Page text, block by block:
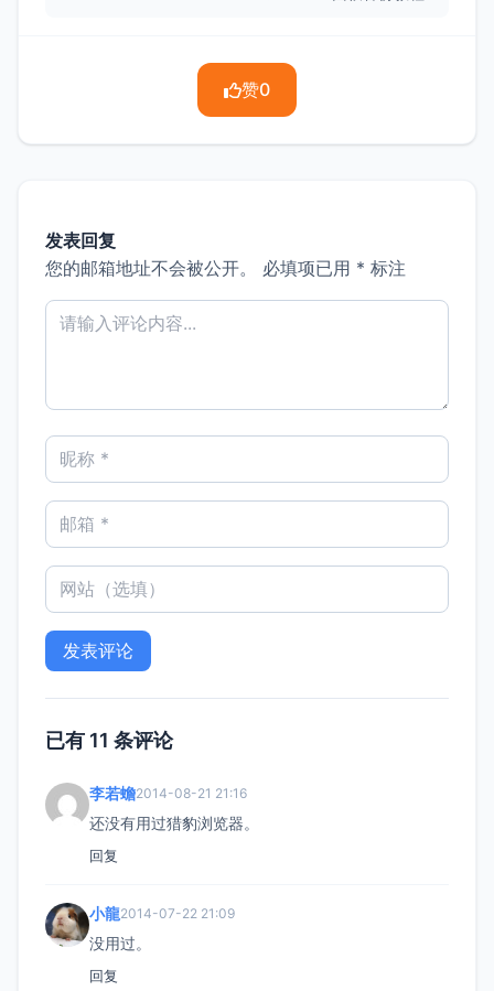
赞0
发表回复
您的邮箱地址不会被公开。
必填项已用 * 标注
已有 11 条评论
李若蟾2014-08-21 21:16
还没有用过猎豹浏览器。
回复
小龍2014-07-22 21:09
没用过。
回复